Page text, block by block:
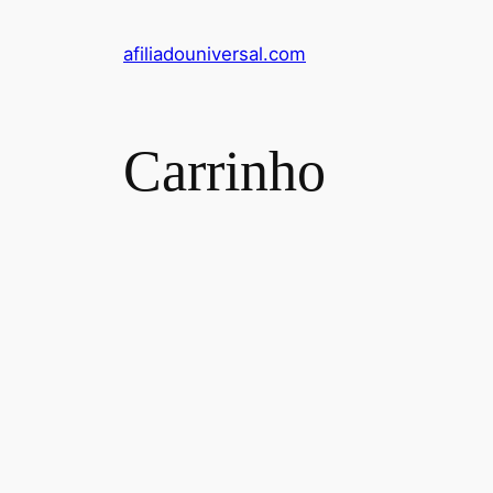
afiliadouniversal.com
Carrinho